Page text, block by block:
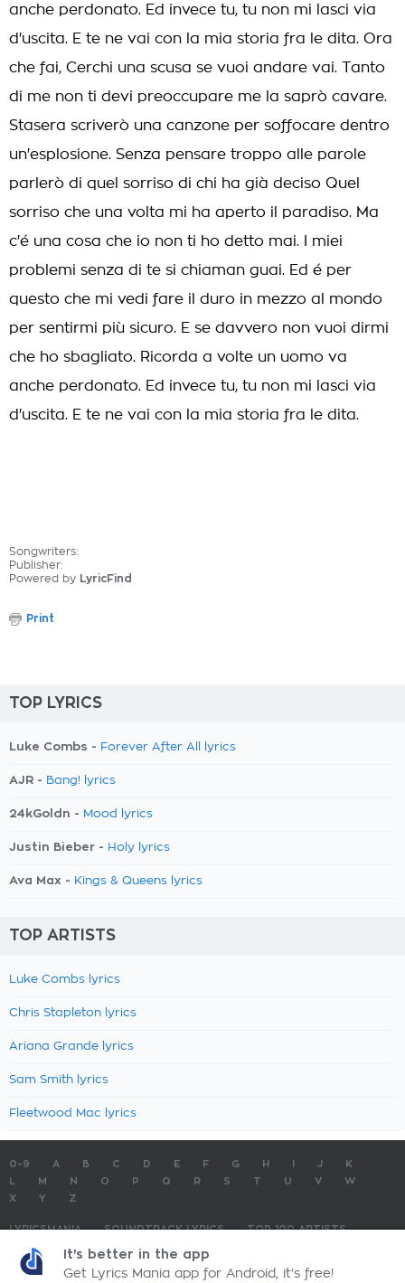
anche perdonato. Ed invece tu, tu non mi lasci via
d'uscita. E te ne vai con la mia storia fra le dita. Ora
che fai, Cerchi una scusa se vuoi andare vai. Tanto
di me non ti devi preoccupare me la saprò cavare.
Stasera scriverò una canzone per soffocare dentro
un'esplosione. Senza pensare troppo alle parole
parlerò di quel sorriso di chi ha già deciso Quel
sorriso che una volta mi ha aperto il paradiso. Ma
c'é una cosa che io non ti ho detto mai. I miei
problemi senza di te si chiaman guai. Ed é per
questo che mi vedi fare il duro in mezzo al mondo
per sentirmi più sicuro. E se davvero non vuoi dirmi
che ho sbagliato. Ricorda a volte un uomo va
anche perdonato. Ed invece tu, tu non mi lasci via
d'uscita. E te ne vai con la mia storia fra le dita.
Songwriters:
Publisher:
Powered by LyricFind
Print
TOP LYRICS
Luke Combs - Forever After All lyrics
AJR - Bang! lyrics
24kGoldn - Mood lyrics
Justin Bieber - Holy lyrics
Ava Max - Kings & Queens lyrics
TOP ARTISTS
Luke Combs lyrics
Chris Stapleton lyrics
Ariana Grande lyrics
Sam Smith lyrics
Fleetwood Mac lyrics
0-9 A B C D E F G H J
K
M N O P Q R S T U V
W
X
Y Z
LYRICSMANIA SOUNDTRACK LYRICS
TOP 100 ARTISTS
TOP 100 LYRICS
LyricsMania.com - Copyright © 2026 - All Rights ReservedPrivacy Policy
It's better in the app
Get Lyrics Mania app for Android, it's free!